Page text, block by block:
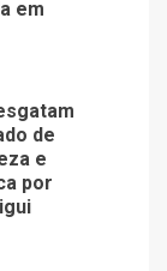
em
de
e
por